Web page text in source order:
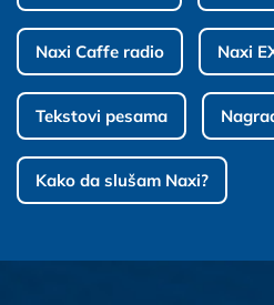
Naxi Caffe radio Naxi
Tekstovi pesama
Kako da slušam Naxi?